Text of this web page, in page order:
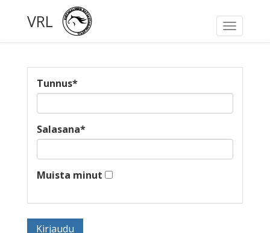
Toggle
VRL
Tunnus*
Salasana*
Muista minut